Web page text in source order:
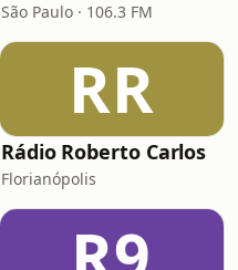
São Paulo · 106.3 FM
RR
Rádio Roberto Carlos
Florianópolis